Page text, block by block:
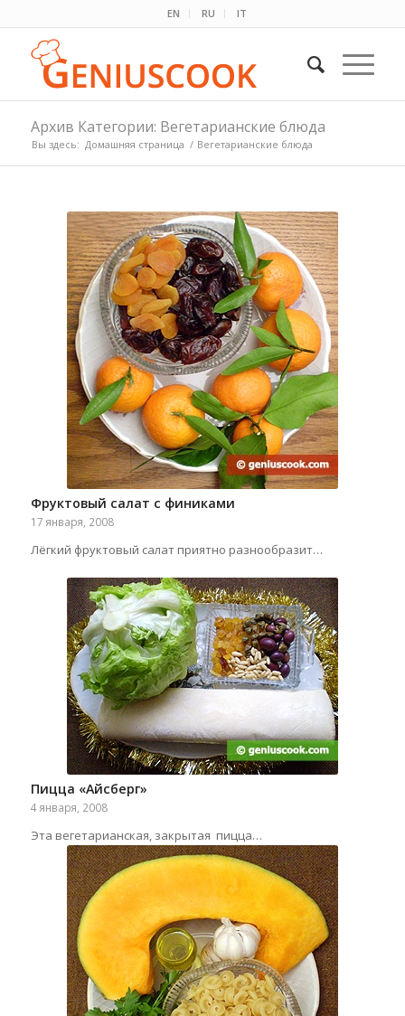
EN RU IT
Архив Категории: Вегетарианские блюда
Вы здесь: Домашняя страница / Вегетарианские блюда
Фруктовый салат с финиками
17 января, 2008
Лёгкий фруктовый салат приятно разнообразит…
Пицца «Айсберг»
4 января, 2008
Эта вегетарианская, закрытая пицца…